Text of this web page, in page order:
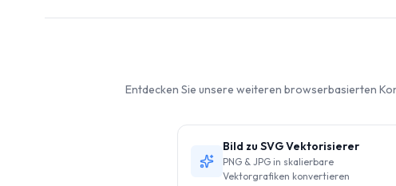
Entdecken Sie unsere weiteren browserbasierten
Bild zu SVG Vektorisierer
PNG & JPG in skalierbare
Vektorgrafiken konvertieren